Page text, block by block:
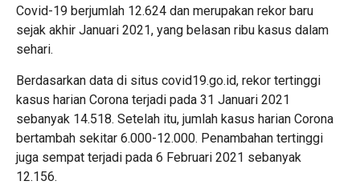
Covid-19 berjumlah 12.624 dan merupakan rekor baru
sejak akhir Januari 2021, yang belasan ribu kasus dalam
sehari.
Berdasarkan data di situs covid19.go.id, rekor tertinggi
kasus harian Corona terjadi pada 31 Januari 2021
sebanyak 14.518. Setelah itu, jumlah kasus harian Corona
bertambah sekitar 6.000-12.000. Penambahan tertinggi
juga sempat terjadi pada 6 Februari 2021 sebanyak
12.156.